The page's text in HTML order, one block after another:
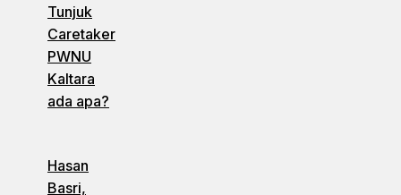
Tunjuk
Caretaker
PWNU
Kaltara
ada apa?
Hasan
Basri,